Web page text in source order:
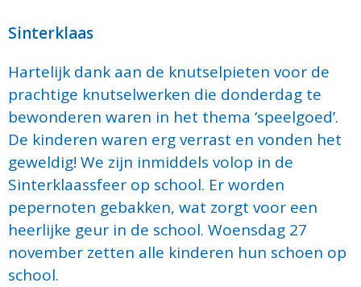
Sinterklaas
Hartelijk dank aan de knutselpieten voor de
prachtige knutselwerken die donderdag te
bewonderen waren in het thema ‘speelgoed’.
De kinderen waren erg verrast en vonden het
geweldig! We zijn inmiddels volop in de
Sinterklaassfeer op school. Er worden
pepernoten gebakken, wat zorgt voor een
heerlijke geur in de school. Woensdag 27
november zetten alle kinderen hun schoen op
school.